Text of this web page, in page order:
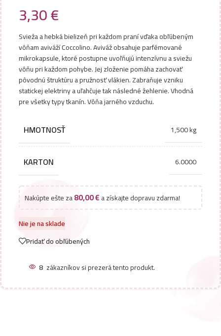
3,30€
Svieža a hebká bielizeň pri každom praní vďaka obľúbeným
vôňam aviváží Coccolino. Aviváž obsahuje parfémované
mikrokapsule, ktoré postupne uvoľňujú intenzívnu a sviežu
vôňu pri každom pohybe. Jej zloženie pomáha zachovať
pôvodnú štruktúru a pružnosť vlákien. Zabraňuje vzniku
statickej elektriny a uľahčuje tak následné žehlenie. Vhodná
pre všetky typy tkanín. Vôňa jarného vzduchu.
HMOTNOSŤ 1,500 kg
KARTON 6.0000
Nakúpte ešte za80,00€a získajte dopravu zdarma!
Nie je na sklade
Pridať do obľúbených
8 zákazníkov si prezerá tento produkt.